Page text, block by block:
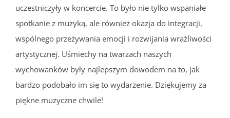
uczestniczyły w koncercie. To było nie tylko wspaniałe
spotkanie z muzyką, ale również okazja do integracji,
wspólnego przeżywania emocji i rozwijania wrażliwości
artystycznej. Uśmiechy na twarzach naszych
wychowanków były najlepszym dowodem na to, jak
bardzo podobało im się to wydarzenie. Dziękujemy za
piękne muzyczne chwile!